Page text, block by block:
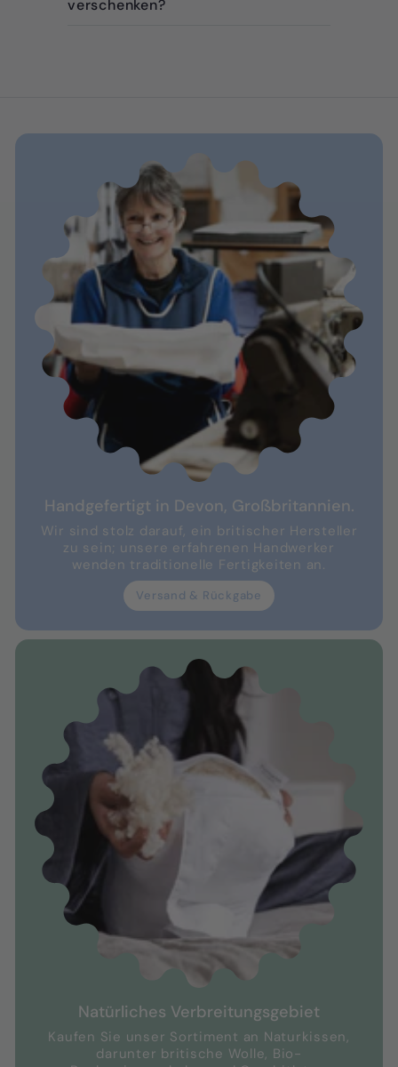
verschenken?
Handgefertigt in Devon, Großbritannien.
Wir sind stolz darauf, ein britischer Hersteller
zu sein; unsere erfahrenen Handwerker
wenden traditionelle Fertigkeiten an.
Versand & Rückgabe
Natürliches Verbreitungsgebiet
Kaufen Sie unser Sortiment an Naturkissen,
darunter britische Wolle, Bio-